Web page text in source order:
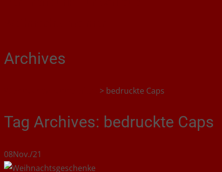
Archives
> bedruckte Caps
Tag Archives: bedruckte Caps
08Nov./21